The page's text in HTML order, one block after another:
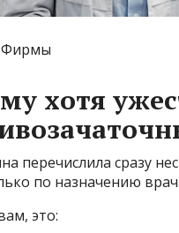
Фирмы
хотя
перечислила сразу
по назначению
это: